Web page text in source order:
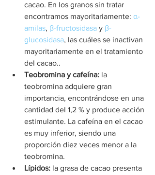
cacao. En los granos sin tratar
encontramos mayoritariamente: α-
amilas, β-fructosidasa y β-
glucosidasa, las cuáles se inactivan
mayoritariamente en el tratamiento
del cacao..
Teobromina y cafeína: la
teobromina adquiere gran
importancia, encontrándose en una
cantidad del 1,2 % y produce acción
estimulante. La cafeína en el cacao
es muy inferior, siendo una
proporción diez veces menor a la
teobromina.
Lípidos: la grasa de cacao presenta